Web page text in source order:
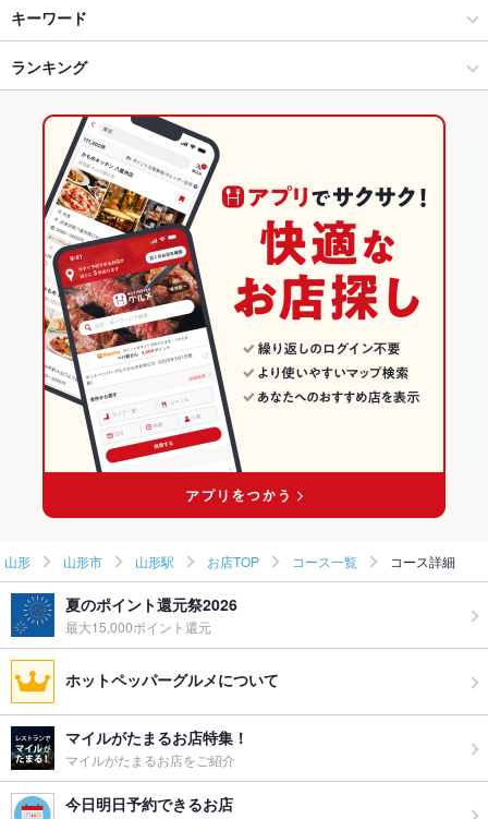
山形市 × 焼肉・ホルモン
山形市 × 焼肉
羽前千歳駅 × 焼肉・ホルモン
羽前千歳駅 × 焼肉
韓国料理
韓国料理全般
山形市 × 韓国料理
山形市 × 韓国料理全般
羽前千歳駅 × 韓国料理
羽前千歳駅 × 韓国料理全般
山形駅 × 焼肉・ホルモン
山形駅 × 焼肉
山形駅 × 韓国料理
山形駅 × 韓国料理全般
山形 × 焼肉・ホルモン
山形 × 焼肉
山形 × 韓国料理
山形 × 韓国料理全般
羽前千歳駅
楯山駅
キーワード
塩辛 炉ばた焼き・炙り焼き リゾット
ランキング
山形のグルメランキング
山形の焼肉・ホルモンランキング
山形市のグルメランキング
山形市の焼肉・ホルモンランキング
山形駅のグルメランキング
山形駅の焼肉・ホルモンランキング
山形 山形市 山形駅 お店TOP コース一覧 コース詳細
夏のポイント還元祭2026
最大15,000ポイント還元
ホットペッパーグルメについて
マイルがたまるお店特集！
マイルがたまるお店をご紹介
今日明日予約できるお店